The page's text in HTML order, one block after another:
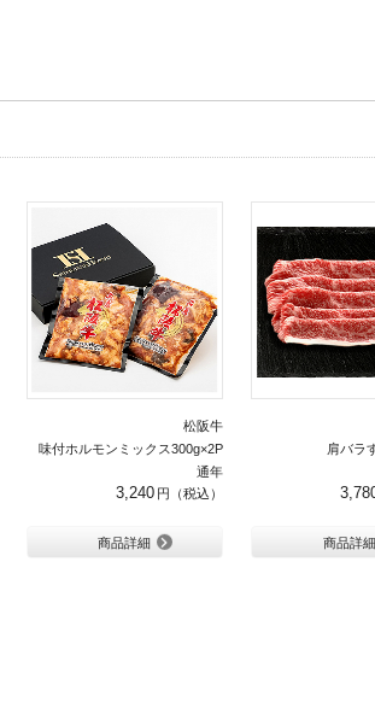
松阪牛
味付ホルモンミックス300g×2P
通年
3,240
商品詳細
肩バラ
商品詳細